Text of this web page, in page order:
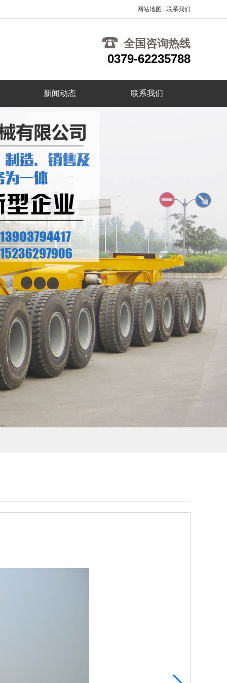
网站地图 联系我们
全国咨询热线
0379-62235788
新闻动态 联系我们